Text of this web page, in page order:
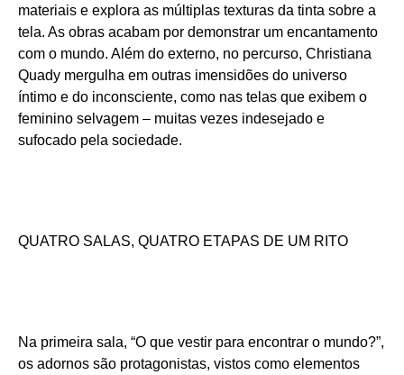
materiais e explora as múltiplas texturas da tinta sobre a
tela. As obras acabam por demonstrar um encantamento
com o mundo. Além do externo, no percurso, Christiana
Quady mergulha em outras imensidões do universo
íntimo e do inconsciente, como nas telas que exibem o
feminino selvagem – muitas vezes indesejado e
sufocado pela sociedade.
QUATRO SALAS, QUATRO ETAPAS DE UM RITO
Na primeira sala, “O que vestir para encontrar o mundo?”,
os adornos são protagonistas, vistos como elementos